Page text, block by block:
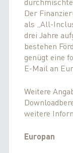
Der
als „All-
drei Jahre
bestehen
genügt eine
E-Mail an
Weitere
weitere
Europan